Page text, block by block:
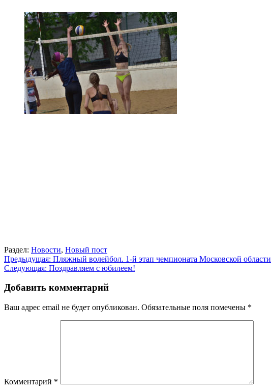
Раздел: Новости, Новый пост
Навигация
по
записям
Предыдущая: Пляжный волейбол. 1-й этап чемпионата Московской области
Следующая: Поздравляем с юбилеем!
Добавить комментарий
Ваш адрес email не будет опубликован. Обязательные поля помечены *
Комментарий *